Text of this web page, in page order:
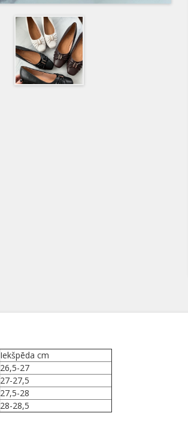
Iekšpēda cm
26,5-27
27-27,5
27,5-28
28-28,5